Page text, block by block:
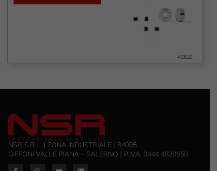
4860
NSR S.R.L. | ZONA INDUSTRIALE | 84095
GIFFONI VALLE PIANA – SALERNO | P.IVA: ‭0444 4820650‬